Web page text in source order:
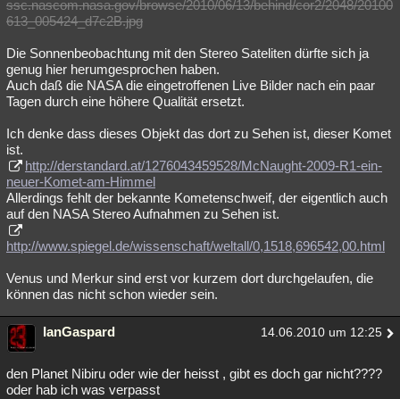
ssc.nascom.nasa.gov/browse/2010/06/13/behind/cor2/2048/20100
613_005424_d7c2B.jpg
Die Sonnenbeobachtung mit den Stereo Sateliten dürfte sich ja
genug hier herumgesprochen haben.
Auch daß die NASA die eingetroffenen Live Bilder nach ein paar
Tagen durch eine höhere Qualität ersetzt.
Ich denke dass dieses Objekt das dort zu Sehen ist, dieser Komet
ist.
http://derstandard.at/1276043459528/McNaught-2009-R1-ein-
neuer-Komet-am-Himmel
Allerdings fehlt der bekannte Kometenschweif, der eigentlich auch
auf den NASA Stereo Aufnahmen zu Sehen ist.
http://www.spiegel.de/wissenschaft/weltall/0,1518,696542,00.html
Venus und Merkur sind erst vor kurzem dort durchgelaufen, die
können das nicht schon wieder sein.
IanGaspard 14.06.2010 um 12:25
den Planet Nibiru oder wie der heisst , gibt es doch gar nicht????
oder hab ich was verpasst